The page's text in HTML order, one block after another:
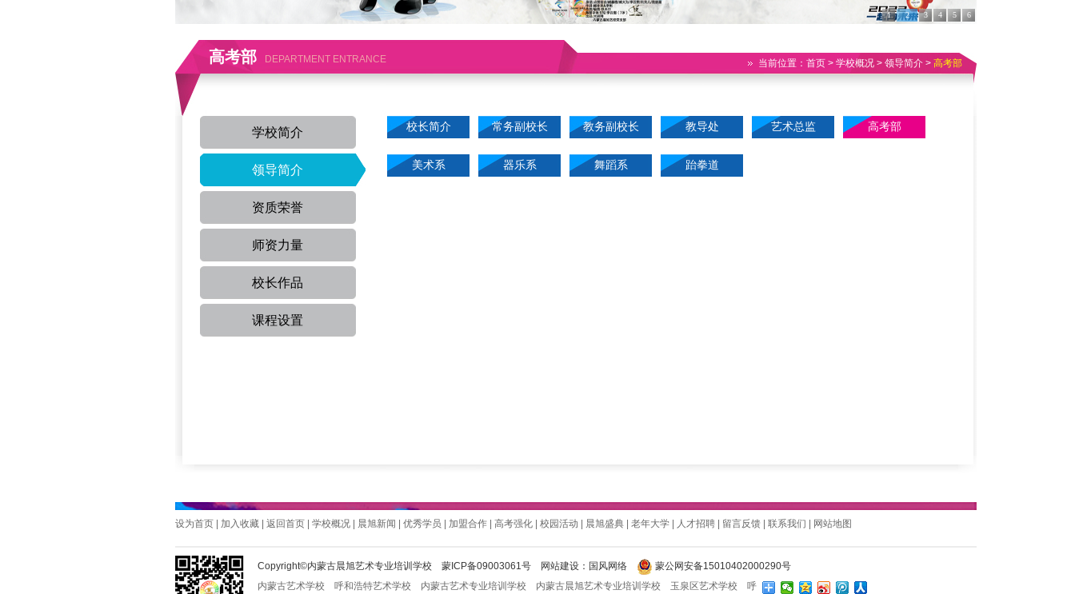
1 2 3 4 5 6
高考部 DEPARTMENT ENTRANCE 当前位置： 首页 > 学校概况 > 领导简介 > 高考部
学校简介
领导简介
资质荣誉
师资力量
校长作品
课程设置
校长简介 常务副校长 教务副校长 教导处 艺术总监 高考部
美术系 器乐系 舞蹈系 跆拳道
设为首页 加入收藏 返回首页 学校概况 晨旭新闻 优秀学员 加盟合作 高考强化 校园活动 晨旭盛典 老年大学 人才招聘 留言反馈 联系我们 网站地图
Copyright©内蒙古晨旭艺术专业培训学校 蒙ICP备09003061号 网站建设 ： 国风网络
蒙公网安备15010402000290号
内蒙古艺术学校
呼和浩特艺术学校 内蒙古艺术专业培训学校 内蒙古晨旭艺术专业培训学校 玉泉区艺术学校 呼